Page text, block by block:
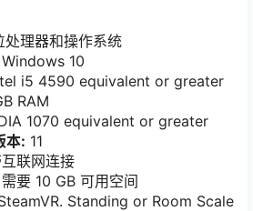
理器和操作系统
Windows 10
i5 4590 equivalent or greater
RAM
1070 equivalent or greater
本: 11
联网连接
需要 10 GB 可用空间
Standing or Room Scale